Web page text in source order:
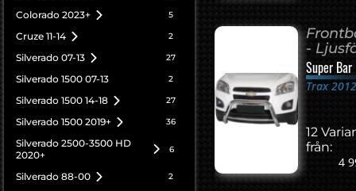
Colorado 2023+ 5
Cruze 11-14 2
Silverado 07-13 27
Silverado 1500 07-13 2
Silverado 1500 14-18 27
Silverado 1500 2019+ 36
Silverado 2500-3500 HD
2020+
6
Silverado 88-00 2
-
Super
Trax
12
från:
4